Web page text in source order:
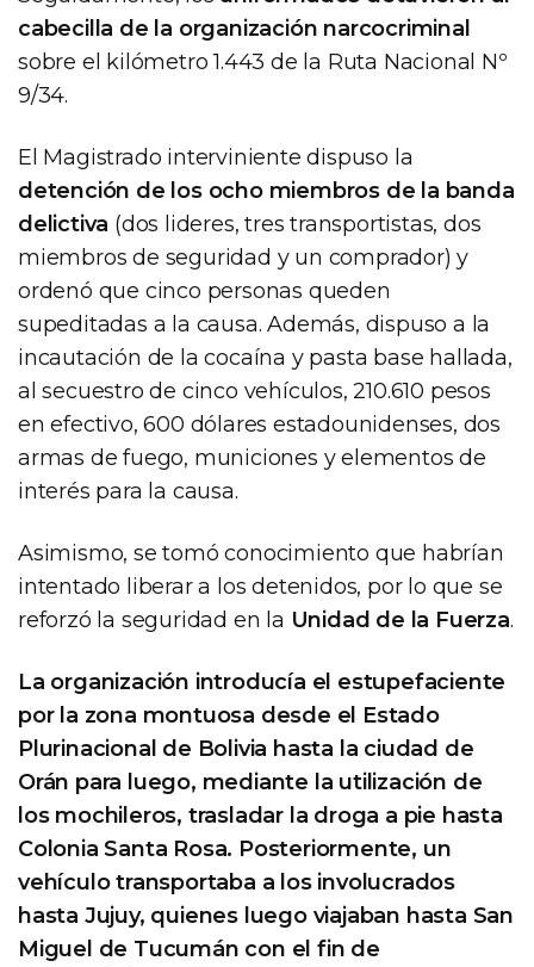
cabecilla de la organización narcocriminal
sobre el kilómetro 1.443 de la Ruta Nacional Nº
9/34.
El Magistrado interviniente dispuso la
detención de los ocho miembros de la banda
delictiva (dos lideres, tres transportistas, dos
miembros de seguridad y un comprador) y
ordenó que cinco personas queden
supeditadas a la causa. Además, dispuso a la
incautación de la cocaína y pasta base hallada,
al secuestro de cinco vehículos, 210.610 pesos
en efectivo, 600 dólares estadounidenses, dos
armas de fuego, municiones y elementos de
interés para la causa.
Asimismo, se tomó conocimiento que habrían
intentado liberar a los detenidos, por lo que se
reforzó la seguridad en la Unidad de la Fuerza.
La organización introducía el estupefaciente
por la zona montuosa desde el Estado
Plurinacional de Bolivia hasta la ciudad de
Orán para luego, mediante la utilización de
los mochileros, trasladar la droga a pie hasta
Colonia Santa Rosa. Posteriormente, un
vehículo transportaba a los involucrados
hasta Jujuy, quienes luego viajaban hasta San
Miguel de Tucumán con el fin de